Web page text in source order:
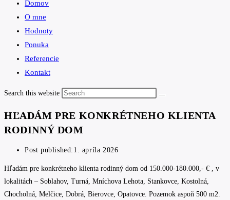
Domov
O mne
Hodnoty
Ponuka
Referencie
Kontakt
Search this website
HĽADÁM PRE KONKRÉTNEHO KLIENTA
RODINNÝ DOM
Post published: 1. apríla 2026
Hľadám pre konkrétneho klienta rodinný dom od 150.000-180.000,- € , v
lokalitách – Soblahov, Turná, Mníchova Lehota, Stankovce, Kostolná,
Chocholná, Melčice, Dobrá, Bierovce, Opatovce. Pozemok aspoň 500 m2.